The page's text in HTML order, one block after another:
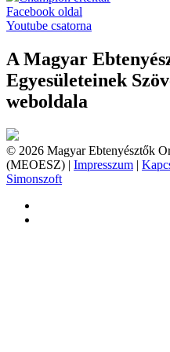
Facebook oldal
Youtube csatorna
A Magyar
Egyesületeinek
weboldala
© 2026 Magyar Ebtenyésztők
(MEOESZ) | Impresszum |
Simonszoft